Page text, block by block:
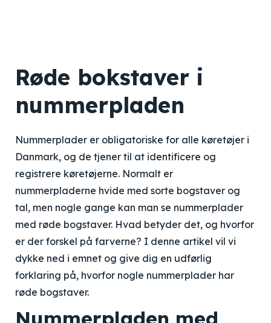
Røde bokstaver i
nummerpladen
Nummerplader er obligatoriske for alle køretøjer i
Danmark, og de tjener til at identificere og
registrere køretøjerne. Normalt er
nummerpladerne hvide med sorte bogstaver og
tal, men nogle gange kan man se nummerplader
med røde bogstaver. Hvad betyder det, og hvorfor
er der forskel på farverne? I denne artikel vil vi
dykke ned i emnet og give dig en udførlig
forklaring på, hvorfor nogle nummerplader har
røde bogstaver.
Nummerpladen med